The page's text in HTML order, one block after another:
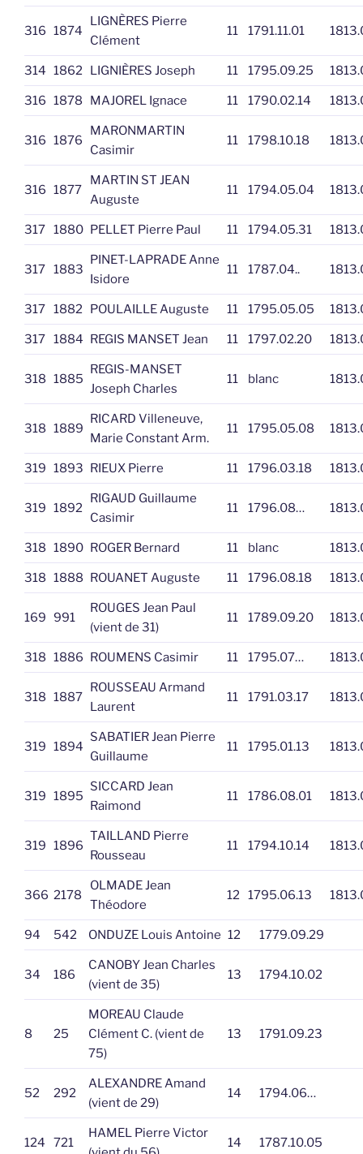
316 1874
LIGNÈRES Pierre
Clément
11 1791.11.01
314 1862 LIGNIÈRES Joseph 11 1795.09.25
316 1878 MAJOREL Ignace 11 1790.02.14
316 1876
MARONMARTIN
Casimir
11 1798.10.18
316 1877
MARTIN ST JEAN
Auguste
11 1794.05.04
317 1880 PELLET Pierre Paul 11 1794.05.31
317 1883
PINET-LAPRADE Anne
Isidore
11 1787.04..
317 1882 POULAILLE Auguste 11 1795.05.05
317 1884 REGIS MANSET Jean 11 1797.02.20
318 1885
REGIS-MANSET
Joseph Charles
11 blanc
318 1889
RICARD Villeneuve,
Marie Constant Arm.
11 1795.05.08
319 1893 RIEUX Pierre 11 1796.03.18
319 1892
RIGAUD Guillaume
Casimir
11 1796.08…
318 1890 ROGER Bernard 11 blanc
318 1888 ROUANET Auguste 11 1796.08.18
169 991
ROUGES Jean Paul
(vient de 31)
11 1789.09.20
318 1886 ROUMENS Casimir 11 1795.07…
318 1887
ROUSSEAU Armand
Laurent
11 1791.03.17
319 1894
SABATIER Jean Pierre
Guillaume
11 1795.01.13
319 1895
SICCARD Jean
Raimond
11 1786.08.01
319 1896
TAILLAND Pierre
Rousseau
11 1794.10.14
366 2178
OLMADE Jean
Théodore
12 1795.06.13
94 542 ONDUZE Louis Antoine 12 1779.09.29
34 186
CANOBY Jean Charles
(vient de 35)
13 1794.10.02
8 25
MOREAU Claude
Clément C. (vient de
75)
13 1791.09.23
52 292
ALEXANDRE Amand
(vient de 29)
14 1794.06…
124 721
HAMEL Pierre Victor
14 1787.10.05